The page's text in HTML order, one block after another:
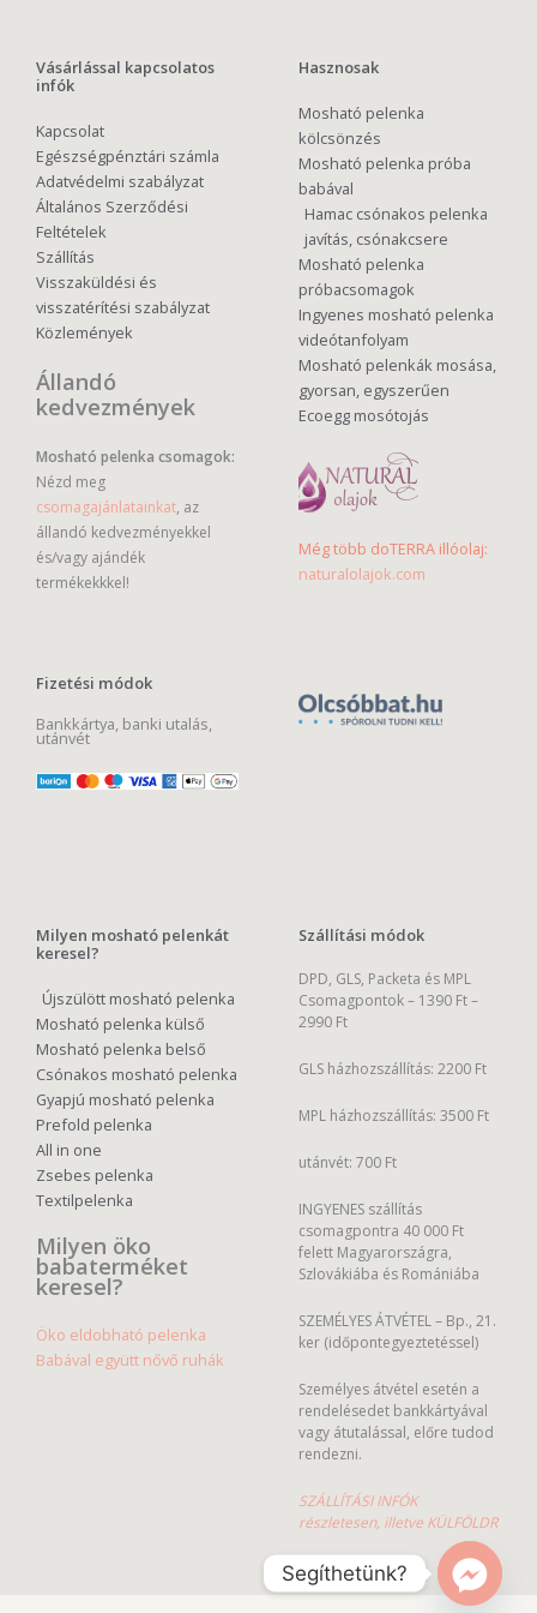
Vásárlással kapcsolatos
infók
Kapcsolat
Egészségpénztári számla
Adatvédelmi szabályzat
Általános Szerződési
Feltételek
Szállítás
Visszaküldési és
visszatérítési szabályzat
Közlemények
Állandó
kedvezmények
Mosható pelenka csomagok:
Nézd meg
csomagajánlatainkat, az
állandó kedvezményekkel
és/vagy ajándék
termékekkkel!
Fizetési módok
Bankkártya, banki utalás,
utánvét
Hasznosak
Mosható pelenka
kölcsönzés
Mosható pelenka próba
babával
Hamac csónakos pelenka
javítás, csónakcsere
Mosható pelenka
próbacsomagok
Ingyenes mosható pelenka
videótanfolyam
Mosható pelenkák mosása,
gyorsan, egyszerűen
Ecoegg mosótojás
Még több doTERRA illóolaj:
naturalolajok.com
Milyen mosható pelenkát
keresel?
Újszülött mosható pelenka
Mosható pelenka külső
Mosható pelenka belső
Csónakos mosható pelenka
Gyapjú mosható pelenka
Prefold pelenka
All in one
Zsebes pelenka
Textilpelenka
Milyen öko
babaterméket
keresel?
Öko eldobható pelenka
Babával együtt nővő ruhák
Szállítási módok
DPD, GLS, Packeta és MPL
Csomagpontok – 1390 Ft –
2990 Ft
GLS házhozszállítás: 2200 Ft
MPL házhozszállítás: 3500 Ft
utánvét: 700 Ft
INGYENES szállítás
csomagpontra 40 000 Ft
felett Magyarországra,
Szlovákiába és Romániába
SZEMÉLYES ÁTVÉTEL – Bp., 21.
ker (időpontegyeztetéssel)
Személyes átvétel esetén a
rendelésedet bankkártyával
vagy átutalással, előre tudod
rendezni.
SZÁLLÍTÁSI INFÓK
részletesen, illetve KÜLFÖLDR
Segíthetünk?